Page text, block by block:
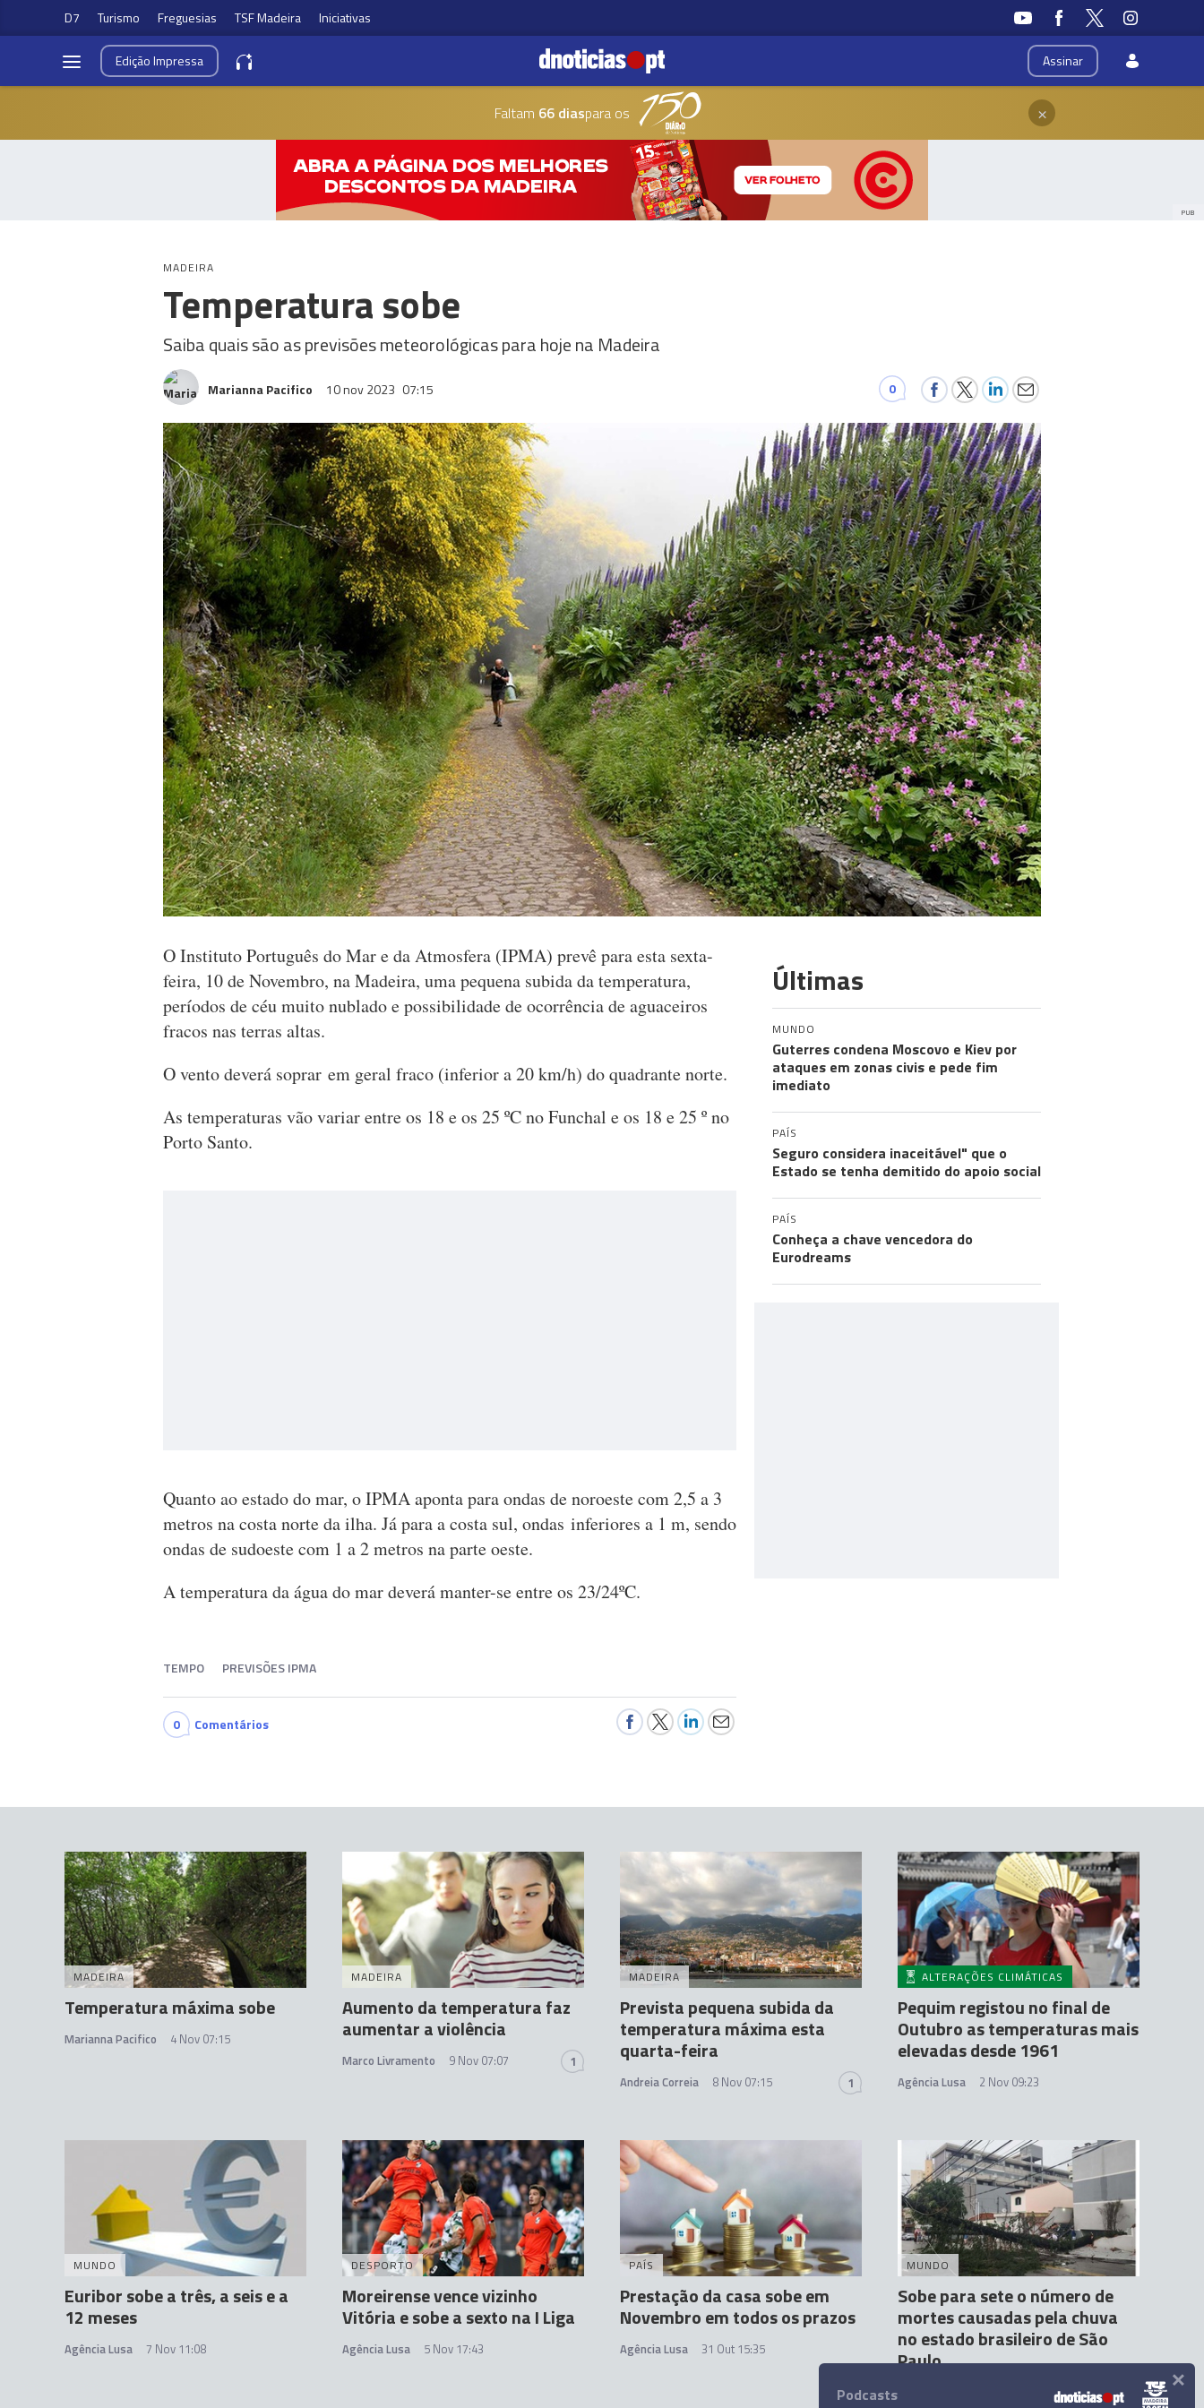
D7 Turismo Freguesias TSF Madeira Iniciativas
Assinar
EdiçãoImpressa
Faltam 66 diaspara os ×
PUB
MADEIRA
Temperatura sobe
Saiba quais são as previsões meteorológicas para hoje na Madeira
Marianna Pacifico 10 nov 2023 07:15 0
O Instituto Português do Mar e da Atmosfera (IPMA) prevê para esta sexta-
feira, 10 de Novembro, na Madeira, uma pequena subida da temperatura,
períodos de céu muito nublado e possibilidade de ocorrência de aguaceiros
fracos nas terras altas.
O vento deverá soprar em geral fraco (inferior a 20 km/h) do quadrante norte.
As temperaturas vão variar entre os 18 e os 25 ºC no Funchal e os 18 e 25 º no
Porto Santo.
Quanto ao estado do mar, o IPMA aponta para ondas de noroeste com 2,5 a 3
metros na costa norte da ilha. Já para a costa sul, ondas inferiores a 1 m, sendo
ondas de sudoeste com 1 a 2 metros na parte oeste.
A temperatura da água do mar deverá manter-se entre os 23/24ºC.
TEMPO PREVISÕES IPMA
0 Comentários
Últimas
MUNDO
Guterres condena Moscovo e Kiev por
ataques em zonas civis e pede fim
imediato
PAÍS
Seguro considera inaceitável" que o
Estado se tenha demitido do apoio social
PAÍS
Conheça a chave vencedora do
Eurodreams
MADEIRA
Temperatura máxima sobe
Marianna Pacifico 4 Nov 07:15
MADEIRA
Aumento da temperatura faz
aumentar a violência
Marco Livramento 9 Nov 07:07 1
MADEIRA
Prevista pequena subida da
temperatura máxima esta
quarta-feira
Andreia Correia 8 Nov 07:15 1
ALTERAÇÕES CLIMÁTICAS
Pequim registou no final de
Outubro as temperaturas mais
elevadas desde 1961
Agência Lusa 2 Nov 09:23
MUNDO
Euribor sobe a três, a seis e a
12 meses
Agência Lusa 7 Nov 11:08
DESPORTO
Moreirense vence vizinho
Vitória e sobe a sexto na I Liga
Agência Lusa 5 Nov 17:43
PAÍS
Prestação da casa sobe em
Novembro em todos os prazos
Agência Lusa 31 Out 15:35
MUNDO
Sobe para sete o número de
mortes causadas pela chuva
no estado brasileiro de São
Paulo
Podcasts ×